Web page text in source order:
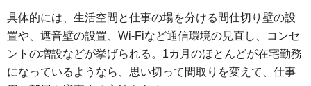
具体的には、生活空間と仕事の場を分ける間仕切り壁の設
置や、遮音壁の設置、Wi-Fiなど通信環境の見直し、コンセ
ントの増設などが挙げられる。1カ月のほとんどが在宅勤務
になっているようなら、思い切って間取りを変えて、仕事